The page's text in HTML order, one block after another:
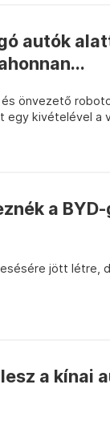
autók
önvezető
kivételével a
a
jött létre,
a kínai